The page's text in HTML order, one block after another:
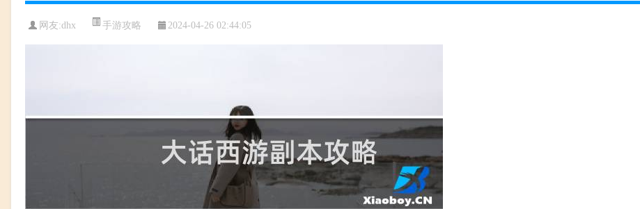
网友:dhx 手游攻略 2024-04-26 02:44:05